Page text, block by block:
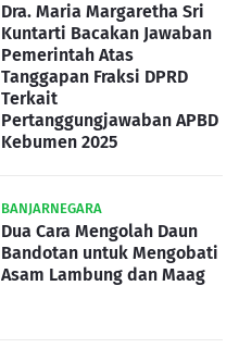
Dra. Maria Margaretha Sri
Kuntarti Bacakan Jawaban
Pemerintah Atas
Tanggapan Fraksi DPRD
Terkait
Pertanggungjawaban APBD
Kebumen 2025
BANJARNEGARA
Dua Cara Mengolah Daun
Bandotan untuk Mengobati
Asam Lambung dan Maag